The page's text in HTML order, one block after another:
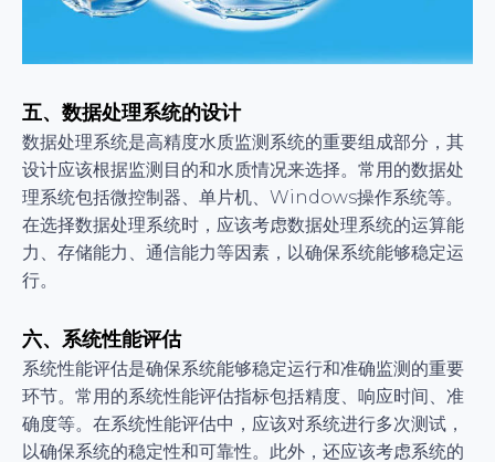
五、数据处理系统的设计
数据处理系统是高精度水质监测系统的重要组成部分，其
设计应该根据监测目的和水质情况来选择。常用的数据处
理系统包括微控制器、单片机、Windows操作系统等。
在选择数据处理系统时，应该考虑数据处理系统的运算能
力、存储能力、通信能力等因素，以确保系统能够稳定运
行。
六、系统性能评估
系统性能评估是确保系统能够稳定运行和准确监测的重要
环节。常用的系统性能评估指标包括精度、响应时间、准
确度等。在系统性能评估中，应该对系统进行多次测试，
以确保系统的稳定性和可靠性。此外，还应该考虑系统的